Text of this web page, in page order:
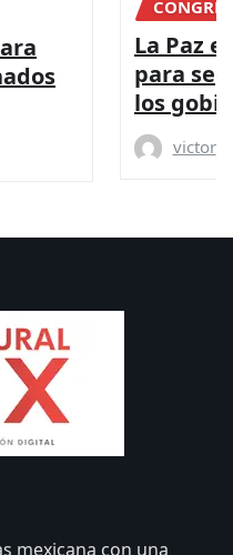
presupuesto
entre
mexicana con una